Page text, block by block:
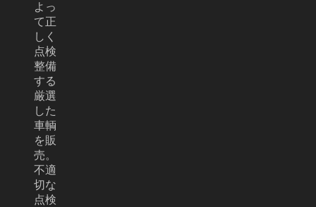
よっ
て正
しく
点検
整備
する
厳選
した
車輌
を販
売。
不適
切な
点検